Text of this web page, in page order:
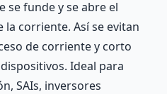
se funde y se abre el
corriente. Así se evitan
de corriente y corto
Ideal para
SAIs, inversores